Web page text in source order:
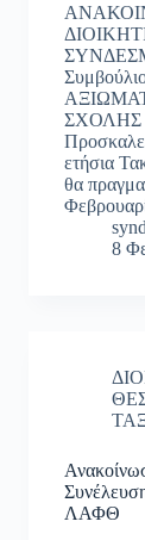
ΣΧΟΛΗΣ
ετήσια
θα
8
ΛΑΦΘ